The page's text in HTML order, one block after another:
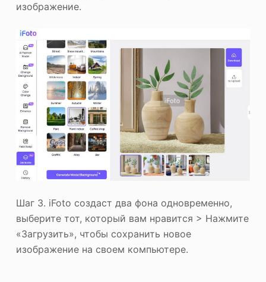
изображение.
Шаг 3. iFoto создаст два фона одновременно,
выберите тот, который вам нравится > Нажмите
«Загрузить», чтобы сохранить новое
изображение на своем компьютере.